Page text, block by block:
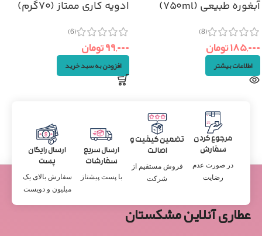
آبغوره طبیعی (۷۵۰ml)
(8)
۱۸۵,۰۰۰تومان
اطلاعات بیشتر
ادویه کاری ممتاز (۷۰گرم)
(6)
۹۹,۰۰۰تومان
افزودن به سبد خرید
مرجوع کردن
سفارش
در صورت عدم
رضایت
تضمین کیفیت و
اصالت
فروش مستقیم از
شرکت
ارسال سریع
سفارشات
با پست پیشتاز
ارسال رایگان
پست
سفارش بالای یک
میلیون و دویست
عطاری آنلاین مشکستان